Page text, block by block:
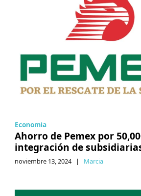
Economia
Ahorro de Pemex por
integración de
noviembre 13, 2024 | Marcia